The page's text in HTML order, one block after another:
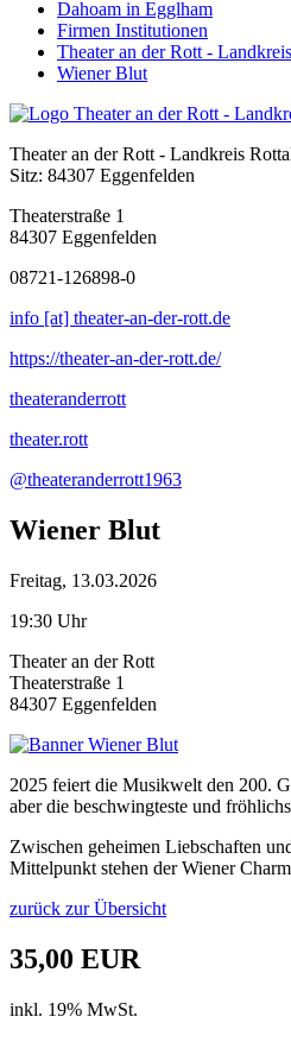
Dahoam in Egglham
Firmen Institutionen
Theater an der Rott -
Wiener Blut
Theater an der Rott - Landkreis
Sitz: 84307 Eggenfelden
Theaterstraße 1
84307 Eggenfelden
08721-126898-0
info [at] theater-an-der-rott.de
https://theater-an-der-rott.de/
theateranderrott
theater.rott
@theateranderrott1963
Wiener Blut
Freitag, 13.03.2026
19:30 Uhr
Theater an der Rott
Theaterstraße 1
84307 Eggenfelden
2025 feiert die Musikwelt den 200.
aber die beschwingteste und
Zwischen geheimen Liebschaften
Mittelpunkt stehen der Wiener
zurück zur Übersicht
35,00 EUR
inkl. 19% MwSt.